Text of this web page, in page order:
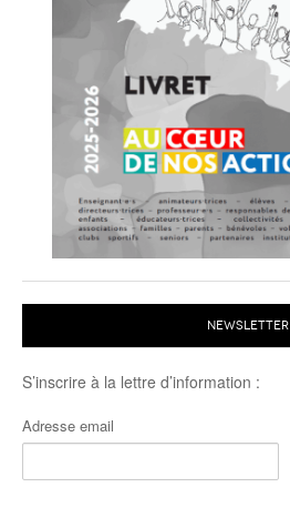
NEWSLETTER
S’inscrire à la lettre d’information :
Adresse email